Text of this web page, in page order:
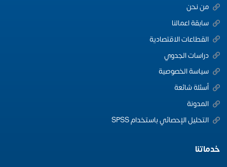
من نحن
سابقة اعمالنا
القطاعات الاقتصادية
دراسات الجدوي
سياسة الخصوصية
أسئلة شائعة
المدونة
التحليل الإحصائي باستخدام SPSS
خدماتنا